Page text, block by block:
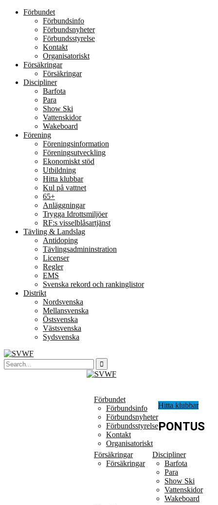
Förbundet
Förbundsinfo
Förbundsnyheter
Förbundsstyrelse
Kontakt
Organisatoriskt
Försäkringar
Försäkringar
Discipliner
Barfota
Para
Show Ski
Vattenskidor
Wakeboard
Förening
Föreningsinformation
Föreningsutveckling
Ekonomiskt stöd
Utbildning
Hitta klubbar
Kul på vattnet
65+
Anläggningar
Trygga Idrottsmiljöer
RF:s visselblåsartjänst
Tävling & Landslag
Antidoping
Tävlingsadmininstration
Licenser
Regler
EMS
Svenska rekord och rankinglistor
Distrikt
Nordsvenska
Mellansvenska
Östsvenska
Västsvenska
Sydsvenska
Förbundet
Förbundsinfo
Förbundsnyheter
Förbundsstyrelse
Kontakt
Organisatoriskt
Försäkringar
Försäkringar
Discipliner
Barfota
Para
Show Ski
Vattenskidor
Wakeboard
Hitta klubbar
PONTUS